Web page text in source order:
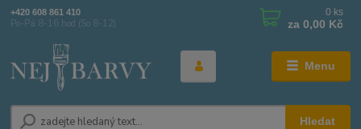
Menu
Hledat
+420 608 861 410
Po-Pá 8-16 hod (So 8-12)
0 ks
za 0,00 Kč